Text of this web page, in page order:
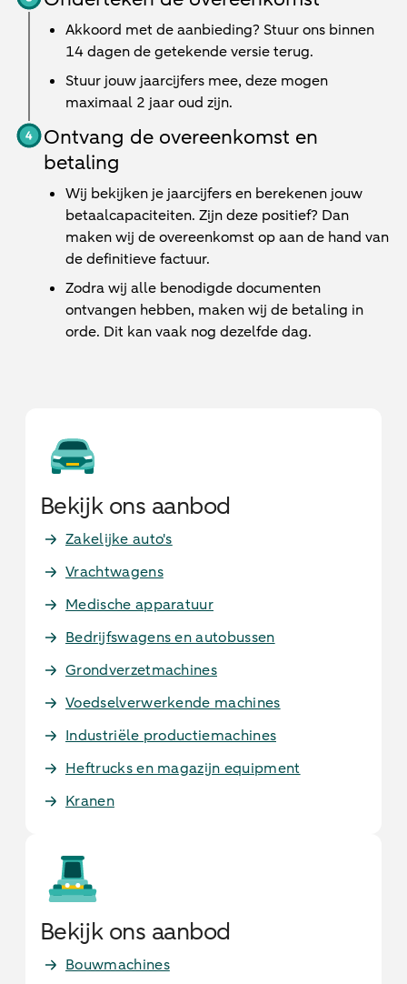
Akkoord met de aanbieding? Stuur ons binnen
14 dagen de getekende versie terug.
Stuur jouw jaarcijfers mee, deze mogen
maximaal 2 jaar oud zijn.
Ontvang de overeenkomst en
betaling
Wij bekijken je jaarcijfers en berekenen jouw
betaalcapaciteiten. Zijn deze positief? Dan
maken wij de overeenkomst op aan de hand van
de definitieve factuur.
Zodra wij alle benodigde documenten
ontvangen hebben, maken wij de betaling in
orde. Dit kan vaak nog dezelfde dag.
Bekijk ons aanbod
Zakelijke auto's
Vrachtwagens
Medische apparatuur
Bedrijfswagens en autobussen
Grondverzetmachines
Voedselverwerkende machines
Industriële productiemachines
Heftrucks en magazijn equipment
Kranen
Bekijk ons aanbod
Bouwmachines